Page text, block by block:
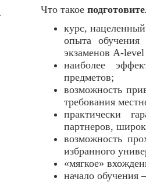
Что такое
курс,
опыта
экзаменов A-
наиболее
предметов;
возможность
требования
практически
партнеров,
возможность
избранного
«мягкое»
начало обучения